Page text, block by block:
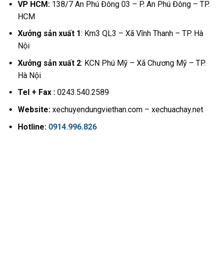
VP HCM:138/7 An Phú Đông 03 – P. An Phú Đông – TP.
HCM
Xưởng sản xuất 1: Km3 QL3 – Xã Vĩnh Thanh – TP. Hà
Nội
Xưởng sản xuất 2: KCN Phú Mỹ – Xã Chương Mỹ – TP.
Hà Nội
Tel + Fax :0243.540.2589
Website:xechuyendungviethan.com – xechuachay.net
Hotline: 0914.996.826